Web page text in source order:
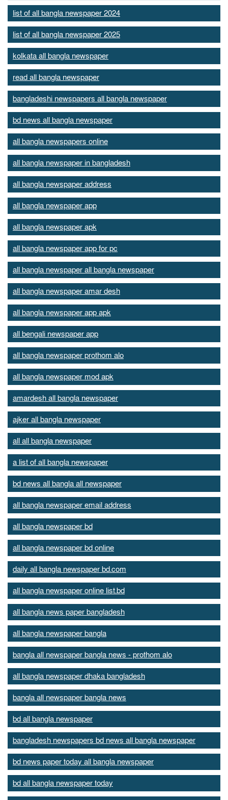
list of all bangla newspaper 2024
list of all bangla newspaper 2025
kolkata all bangla newspaper
read all bangla newspaper
bangladeshi newspapers all bangla newspaper
bd news all bangla newspaper
all bangla newspapers online
all bangla newspaper in bangladesh
all bangla newspaper address
all bangla newspaper app
all bangla newspaper apk
all bangla newspaper app for pc
all bangla newspaper all bangla newspaper
all bangla newspaper amar desh
all bangla newspaper app apk
all bengali newspaper app
all bangla newspaper prothom alo
all bangla newspaper mod apk
amardesh all bangla newspaper
ajker all bangla newspaper
all all bangla newspaper
a list of all bangla newspaper
bd news all bangla all newspaper
all bangla newspaper email address
all bangla newspaper bd
all bangla newspaper bd online
daily all bangla newspaper bd.com
all bangla newspaper online list.bd
all bangla news paper bangladesh
all bangla newspaper bangla
bangla all newspaper bangla news - prothom alo
all bangla newspaper dhaka bangladesh
bangla all newspaper bangla news
bd all bangla newspaper
bangladesh newspapers bd news all bangla newspaper
bd news paper today all bangla newspaper
bd all bangla newspaper today